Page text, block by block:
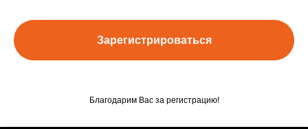
Зарегистрироваться
Благодарим Вас за регистрацию!